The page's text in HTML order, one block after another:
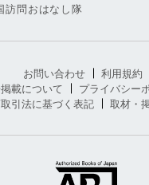
問おはなし隊
お問い合わせ
利用規約
載について
プライバシー
引法に基づく表記
取材・